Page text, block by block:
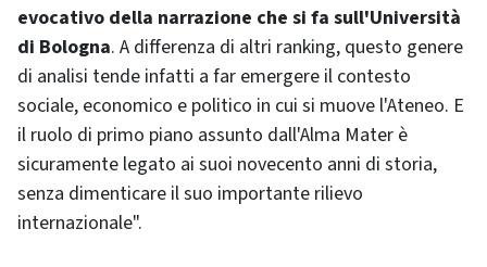
evocativo della narrazione che si fa sull'Università
di Bologna. A differenza di altri ranking, questo genere
di analisi tende infatti a far emergere il contesto
sociale, economico e politico in cui si muove l'Ateneo. E
il ruolo di primo piano assunto dall'Alma Mater è
sicuramente legato ai suoi novecento anni di storia,
senza dimenticare il suo importante rilievo
internazionale".